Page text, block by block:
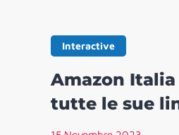
Interactive
Amazon
tutte le sue